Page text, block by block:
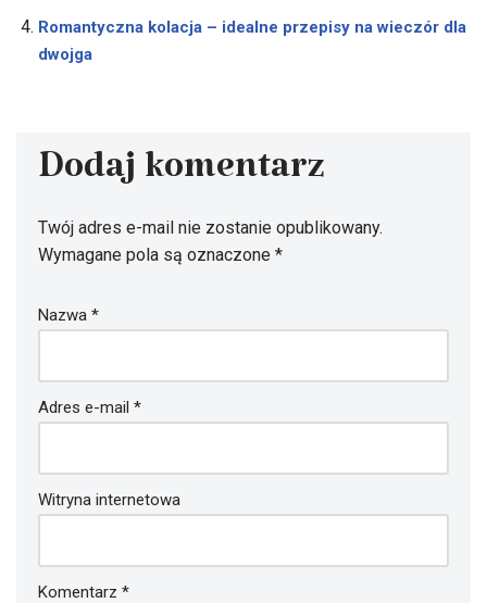
Romantyczna kolacja – idealne przepisy na wieczór dla
dwojga
Dodaj komentarz
Twój adres e-mail nie zostanie opublikowany.
Wymagane pola są oznaczone *
Nazwa *
Adres e-mail *
Witryna internetowa
Komentarz *